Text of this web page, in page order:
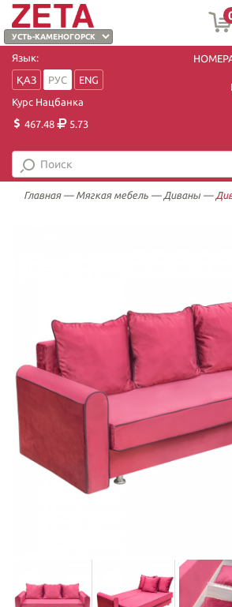
Язык:
ҚАЗ
РУС
ENG
Курс Нацбанка
467.48
5.73
Главная— Мягкая мебель — Диваны —